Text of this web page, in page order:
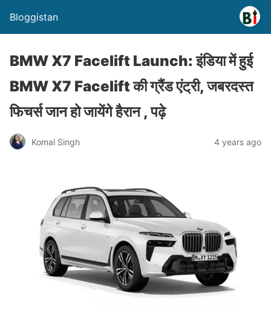
Bloggistan
BMW X7 Facelift Launch: इंडिया में हुई
BMW X7 Facelift की ग्रैंड एंट्री, जबरदस्त
फिचर्स जान हो जायेंगे हैरान , पढ़े
Komal Singh 4 years ago